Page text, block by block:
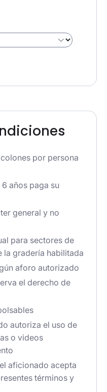
por persona
años paga su
general y no
para sectores de
la gradería habilitada
aforo autorizado
el derecho de
autoriza el uso de
o videos
aficionado acepta
términos y